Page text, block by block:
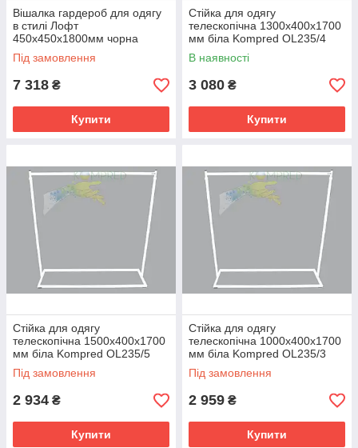
Вішалка гардероб для одягу
в стилі Лофт
450х450х1800мм чорна
Kompred OL551
Під замовлення
7 318 ₴
Купити
Стійка для одягу
телескопічна 1300х400х1700
мм біла Kompred OL235/4
В наявності
3 080 ₴
Купити
Стійка для одягу
телескопічна 1500х400х1700
мм біла Kompred OL235/5
Під замовлення
2 934 ₴
Купити
Стійка для одягу
телескопічна 1000х400х1700
мм біла Kompred OL235/3
Під замовлення
2 959 ₴
Купити